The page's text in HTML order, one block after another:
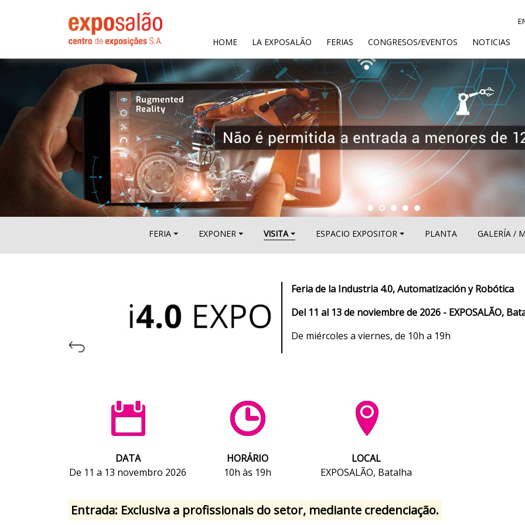
HOME(CURRENT)
LA EXPOSALÃO FERIAS CONGRESOS/EVENTOS NOTICIAS
FERIA EXPONER VISITA ESPACIO EXPOSITOR PLANTA GALERÍA /
Feria de la Industria 4.0, Automatización y Robótica
Del 11 al 13 de noviembre de 2026 - EXPOSALÃO,
De miércoles a viernes, de 10h a 19h
DATA
De 11 a 13 novembro 2026
HORÁRIO
10h às 19h
LOCAL
EXPOSALÃO, Batalha
Entrada: Exclusiva a profissionais do setor, mediante credenciação.